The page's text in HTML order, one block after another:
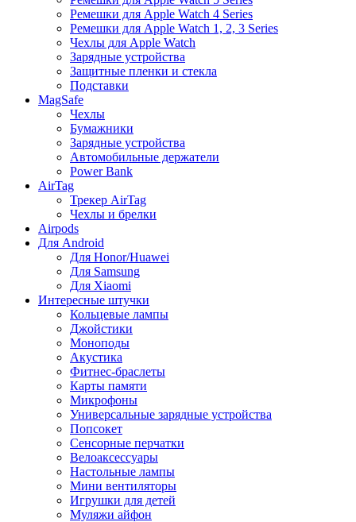
Ремешки для Apple Watch 4 Series
Ремешки для Apple Watch 1, 2, 3 Series
Чехлы для Apple Watch
Зарядные устройства
Защитные пленки и стекла
Подставки
MagSafe
Чехлы
Бумажники
Зарядные устройства
Автомобильные держатели
Power Bank
AirTag
Трекер AirTag
Чехлы и брелки
Airpods
Для Android
Для Honor/Huawei
Для Samsung
Для Xiaomi
Интересные штучки
Кольцевые лампы
Джойстики
Моноподы
Акустика
Фитнес-браслеты
Карты памяти
Микрофоны
Универсальные зарядные устройства
Попсокет
Сенсорные перчатки
Велоаксессуары
Настольные лампы
Мини вентиляторы
Игрушки для детей
Муляжи айфон